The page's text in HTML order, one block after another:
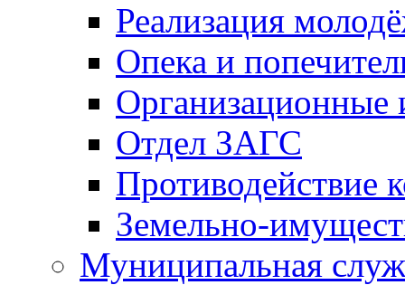
Реализация
Опека и
Отдел ЗАГС
Противодействие
Земельно-
Муниципальная